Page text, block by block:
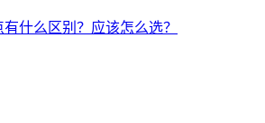
什么区别？应该怎么选？